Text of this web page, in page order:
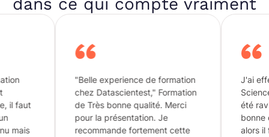
dans ce qui compte vraiment
"Belle experience de formation
chez Datascientest," Formation
de Très bonne qualité. Merci
pour la présentation. Je
recommande fortement cette
J'ai
Science
été ravie.
bonne
alors il